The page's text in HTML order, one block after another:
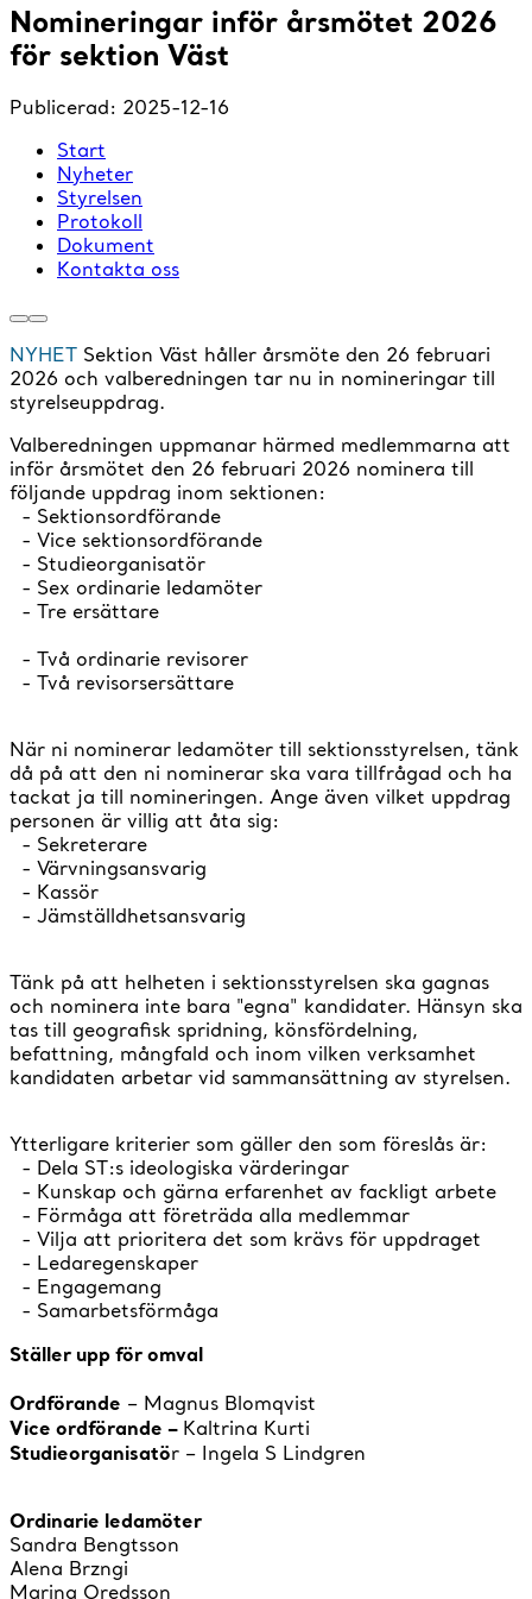
Nomineringar inför årsmötet 2026
för sektion Väst
Publicerad: 2025-12-16
Start
Nyheter
Styrelsen
Protokoll
Dokument
Kontakta oss
NYHET Sektion Väst håller årsmöte den 26 februari
2026 och valberedningen tar nu in nomineringar till
styrelseuppdrag.
Valberedningen uppmanar härmed medlemmarna att
inför årsmötet den 26 februari 2026 nominera till
följande uppdrag inom sektionen:
- Sektionsordförande
- Vice sektionsordförande
- Studieorganisatör
- Sex ordinarie ledamöter
- Tre ersättare
- Två ordinarie revisorer
- Två revisorsersättare
När ni nominerar ledamöter till sektionsstyrelsen, tänk
då på att den ni nominerar ska vara tillfrågad och ha
tackat ja till nomineringen. Ange även vilket uppdrag
personen är villig att åta sig:
- Sekreterare
- Värvningsansvarig
- Kassör
- Jämställdhetsansvarig
Tänk på att helheten i sektionsstyrelsen ska gagnas
och nominera inte bara "egna" kandidater. Hänsyn ska
tas till geografisk spridning, könsfördelning,
befattning, mångfald och inom vilken verksamhet
kandidaten arbetar vid sammansättning av styrelsen.
Ytterligare kriterier som gäller den som föreslås är:
- Dela ST:s ideologiska värderingar
- Kunskap och gärna erfarenhet av fackligt arbete
- Förmåga att företräda alla medlemmar
- Vilja att prioritera det som krävs för uppdraget
- Ledaregenskaper
- Engagemang
- Samarbetsförmåga
Ställer upp för omval
Ordförande – Magnus Blomqvist
Vice ordförande – Kaltrina Kurti
Studieorganisatör – Ingela S Lindgren
Ordinarie ledamöter
Sandra Bengtsson
Alena Brzngi
Marina Oredsson